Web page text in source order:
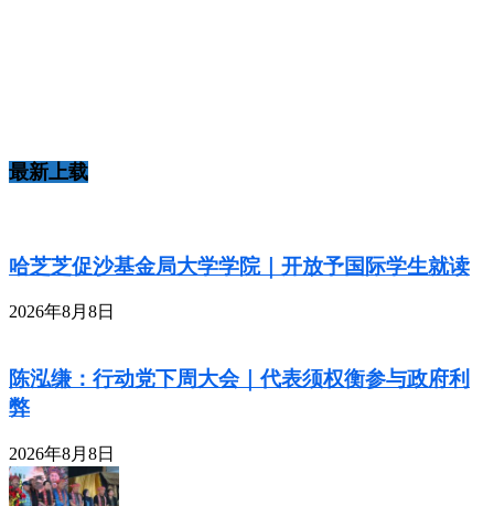
最新上载
哈芝芝促沙基金局大学学院｜开放予国际学生就读
2026年8月8日
陈泓缣：行动党下周大会｜代表须权衡参与政府利
弊
2026年8月8日